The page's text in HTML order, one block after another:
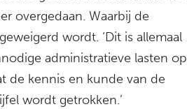
overgedaan. Waarbij de
wordt. ‘Dit is allemaal
administratieve lasten op
de kennis en kunde van de
wordt getrokken.’